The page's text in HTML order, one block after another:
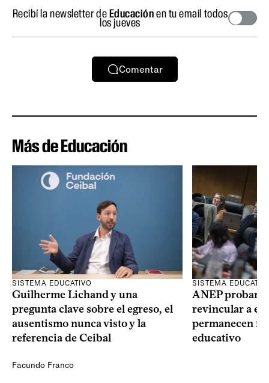
Recibí la newsletter deEducaciónen tu email todos
los jueves
Comentar
Más de Educación
SISTEMA EDUCATIVO
Guilherme Lichand y una
pregunta clave sobre el egreso, el
ausentismo nunca visto y la
referencia de Ceibal
Facundo Franco
SISTEMA
ANEP probará
revincular a
permanecen
educativo